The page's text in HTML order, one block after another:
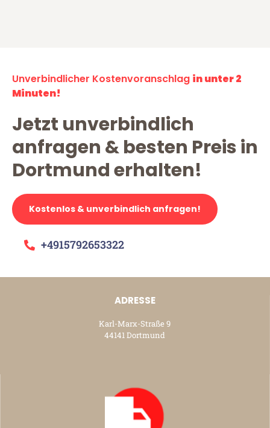
Unverbindlicher Kostenvoranschlag in unter 2
Minuten!
Jetzt unverbindlich
anfragen & besten Preis in
Dortmund erhalten!
Kostenlos & unverbindlich anfragen!
+4915792653322
ADRESSE
Karl-Marx-Straße 9
44141 Dortmund